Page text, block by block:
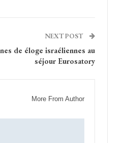
NEXT POST
de éloge israéliennes au
séjour Eurosatory
More From Author